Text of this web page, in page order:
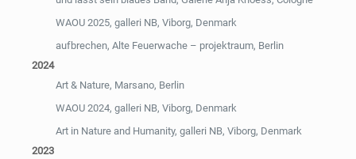
WAOU 2025, galleri NB, Viborg, Denmark
aufbrechen, Alte Feuerwache – projektraum, Berlin
2024
Art & Nature, Marsano, Berlin
WAOU 2024, galleri NB, Viborg, Denmark
Art in Nature and Humanity, galleri NB, Viborg, Denmark
2023